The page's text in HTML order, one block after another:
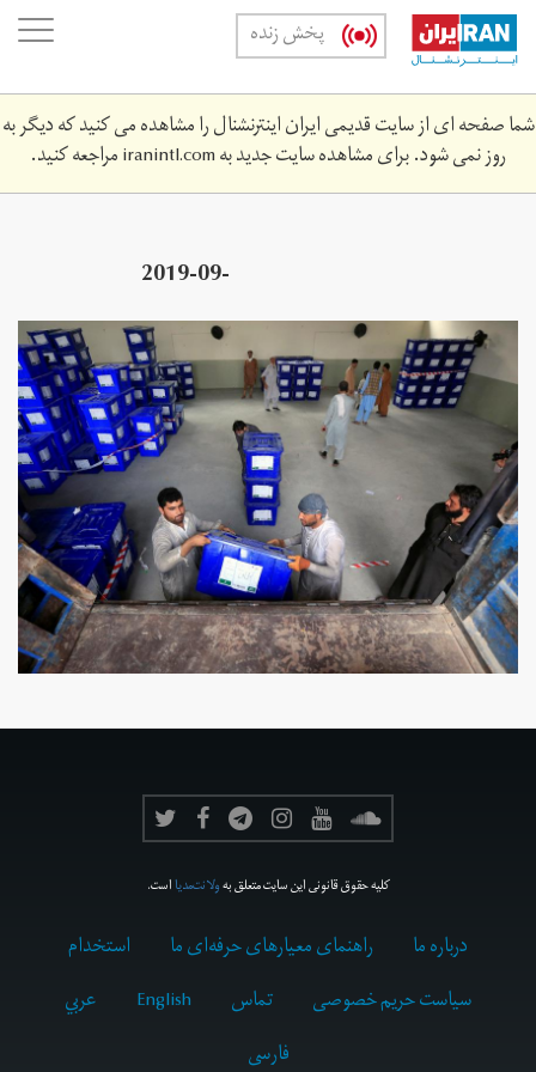
Skip
main
content
پخش زنده
شما صفحه ای از سایت قدیمی ایران اینترنشنال را مشاهده می کنید که دیگر به
روز نمی شود. برای مشاهده سایت جدید بهiranintl.comمراجعه کنید.
2019-09-
election.jpg
کلیه حقوق قانونی این سایت متعلق بهولانت‌مدیااست.
درباره ما راهنمای معیارهای حرفه‌ای ما
استخدام
سیاست حریم خصوصی
تماس English
عربي
فارسى